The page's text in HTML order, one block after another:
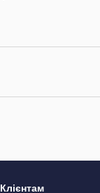
Клієнтам